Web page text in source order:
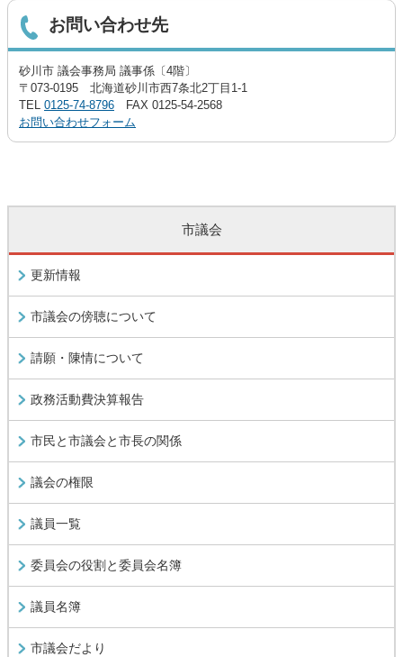
お問い合わせ先
砂川市 議会事務局 議事係〔4階〕
〒073-0195 北海道砂川市西7条北2丁目1-1
TEL 0125-74-8796 FAX 0125-54-2568
お問い合わせフォーム
市議会
更新情報
市議会の傍聴について
請願・陳情について
政務活動費決算報告
市民と市議会と市長の関係
議会の権限
議員一覧
委員会の役割と委員会名簿
議員名簿
市議会だより